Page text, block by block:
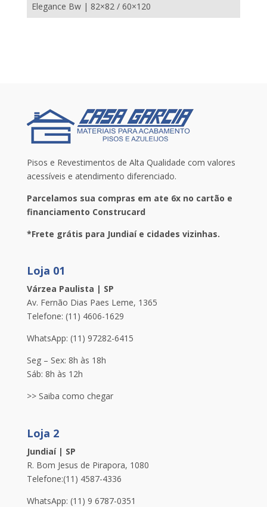
Elegance Bw | 82×82 / 60×120
Pisos e Revestimentos de Alta Qualidade com valores
acessíveis e atendimento diferenciado.
Parcelamos sua compras em ate 6x no cartão e
financiamento Construcard
*Frete grátis para Jundiaí e cidades vizinhas.
Loja 01
Várzea Paulista | SP
Av. Fernão Dias Paes Leme, 1365
Telefone: (11) 4606-1629
WhatsApp: (11) 97282-6415
Seg – Sex: 8h às 18h
Sáb: 8h às 12h
>> Saiba como chegar
Loja 2
Jundiaí | SP
R. Bom Jesus de Pirapora, 1080
Telefone:(11) 4587-4336
WhatsApp: (11) 9 6787-0351